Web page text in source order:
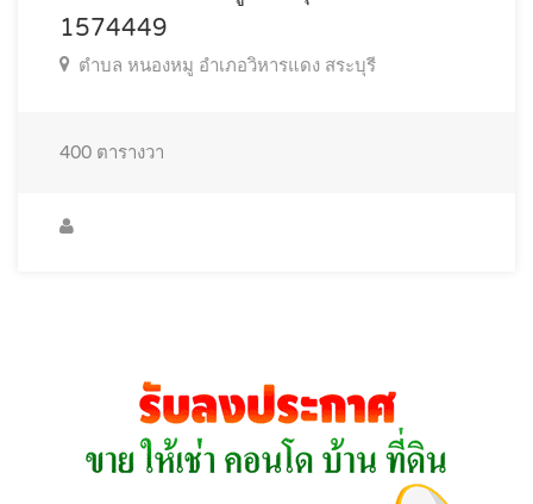
1574449
ตำบล หนองหมู อำเภอวิหารแดง สระบุรี
400 ตารางวา